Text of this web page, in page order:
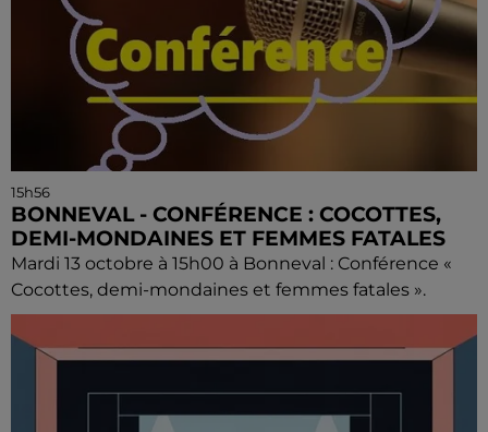
15h56
BONNEVAL - CONFÉRENCE : COCOTTES,
DEMI-MONDAINES ET FEMMES FATALES
Mardi 13 octobre à 15h00 à Bonneval : Conférence «
Cocottes, demi-mondaines et femmes fatales ».